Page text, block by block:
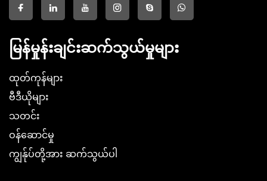
မြန်မှုန်းချင်းဆက်သွယ်မှုများ
ထုတ်ကုန်များ
ဗီဒီယိုများ
သတင်း
ဝန်ဆောင်မှု
ကျွန်ုပ်တို့အား ဆက်သွယ်ပါ